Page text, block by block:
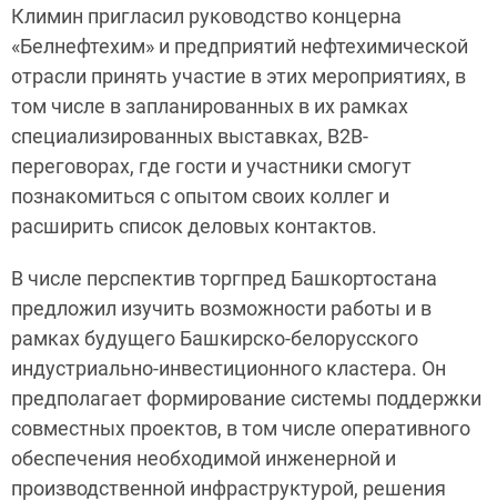
Климин пригласил руководство концерна
«Белнефтехим» и предприятий нефтехимической
отрасли принять участие в этих мероприятиях, в
том числе в запланированных в их рамках
специализированных выставках, В2В-
переговорах, где гости и участники смогут
познакомиться с опытом своих коллег и
расширить список деловых контактов.
В числе перспектив торгпред Башкортостана
предложил изучить возможности работы и в
рамках будущего Башкирско-белорусского
индустриально-инвестиционного кластера. Он
предполагает формирование системы поддержки
совместных проектов, в том числе оперативного
обеспечения необходимой инженерной и
производственной инфраструктурой, решения